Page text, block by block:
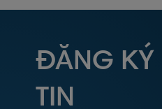
ĐĂNG KÝ
TIN